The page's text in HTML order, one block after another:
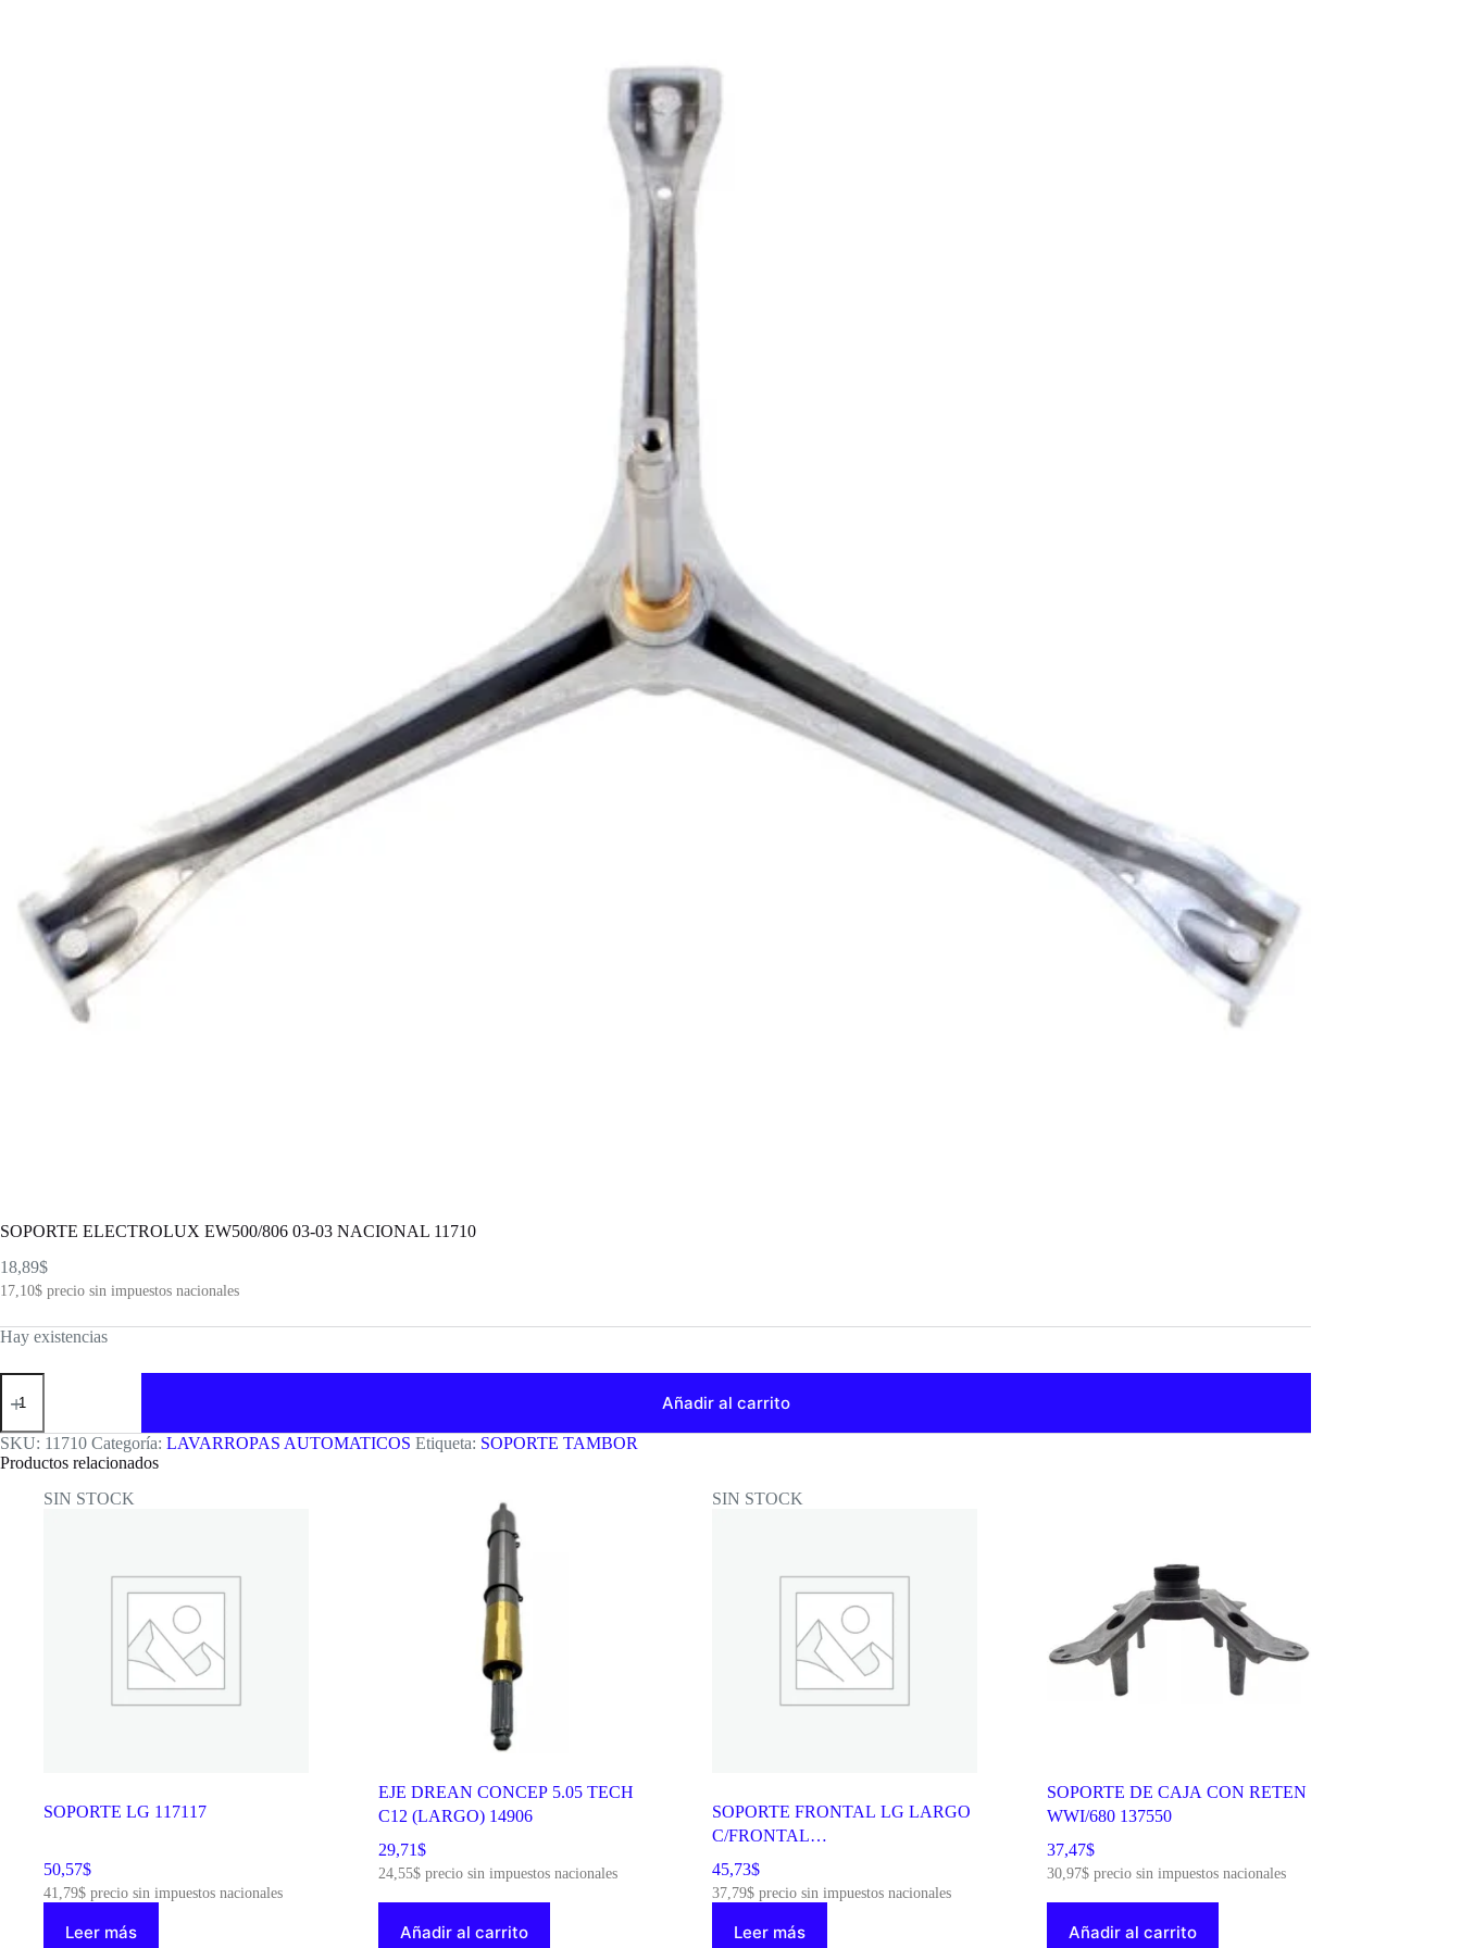
SOPORTE ELECTROLUX EW500/806 03-03 NACIONAL 11710
18,89$
17,10$ precio sin impuestos nacionales
Hay existencias
SOPORTE
ELECTROLUX
03-
03
NACIONAL
cantidad
Añadir al carrito
SKU: 11710 Categoría: LAVARROPAS AUTOMATICOS Etiqueta: SOPORTE TAMBOR
Productos relacionados
SIN STOCK
SOPORTE LG 117117
50,57$
41,79$ precio sin impuestos nacionales
Leer más
EJE DREAN CONCEP 5.05 TECH
C12 (LARGO) 14906
29,71$
24,55$precio sin impuestos nacionales
Añadir al carrito
SIN STOCK
SOPORTE FRONTAL LG LARGO
C/FRONTAL
F1422TD/1370/1210/1215/1389
INVERTER 11792
45,73$
37,79$ precio sin impuestos nacionales
Leer más
SOPORTE DE CAJA CON RETEN
WWI/680 137550
37,47$
30,97$precio sin impuestos nacionales
Añadir al carrito